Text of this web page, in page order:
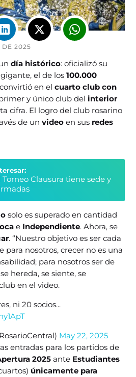
DE 2025
día histórico: oficializó su
el de los100.000
en elcuarto club con
y único club delinterior
cifra. El logro del club rosarino
de unvideo en sus redes
Clausura tiene sede y
solo es superado en cantidad
e Independiente. Ahora, se
. “Nuestro objetivo es ser cada
para nosotros, crecer no es una
para nosotros ser de
hereda, se siente, se
en el video.
ni 20 socios...
May 22, 2025
entradas para los partidos de
2025 ante Estudiantes
únicamente para